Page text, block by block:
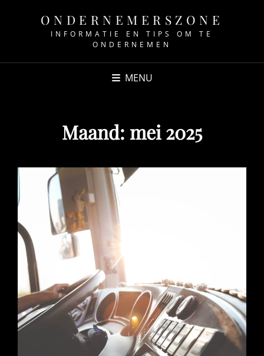
ONDERNEMERSZONE
INFORMATIE EN TIPS OM TE
ONDERNEMEN
MENU
Maand: mei 2025